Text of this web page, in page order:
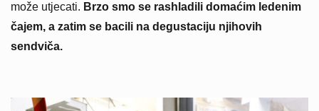
može utjecati. Brzo smo se rashladili domaćim ledenim
čajem, a zatim se bacili na degustaciju njihovih
sendviča.